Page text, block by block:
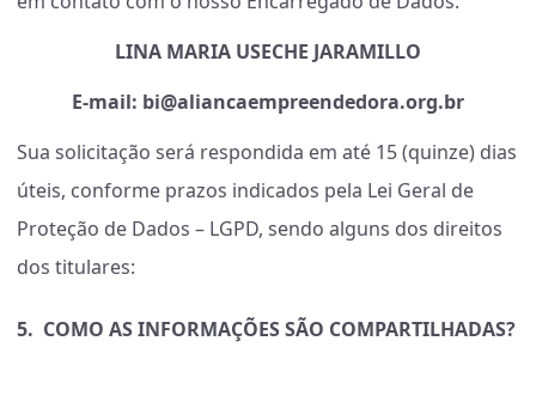
LINA MARIA USECHE JARAMILLO
E-mail: bi@aliancaempreendedora.org.br
Sua solicitação será respondida em até 15 (quinze) dias
úteis, conforme prazos indicados pela Lei Geral de
Proteção de Dados – LGPD, sendo alguns dos direitos
dos titulares:
5. COMO AS INFORMAÇÕES SÃO COMPARTILHADAS?